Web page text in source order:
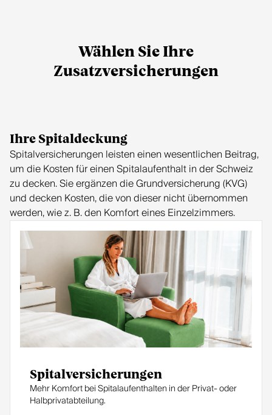
Wählen Sie Ihre
Zusatzversicherungen
Ihre Spitaldeckung
Spitalversicherungen leisten einen wesentlichen Beitrag,
um die Kosten für einen Spitalaufenthalt in der Schweiz
zu decken. Sie ergänzen die Grundversicherung (KVG)
und decken Kosten, die von dieser nicht übernommen
werden, wie z. B. den Komfort eines Einzelzimmers.
Spitalversicherungen
Mehr Komfort bei Spitalaufenthalten in der Privat- oder
Halbprivatabteilung.